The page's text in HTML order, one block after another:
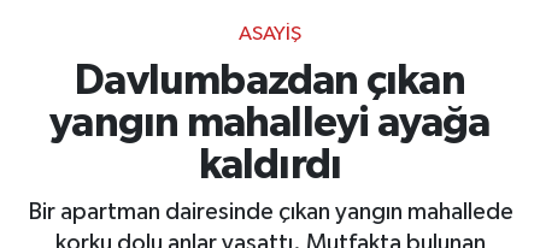
ASAYIŞ
Davlumbazdan çıkan
yangın mahalleyi ayağa
kaldırdı
Bir apartman dairesinde çıkan yangın mahallede